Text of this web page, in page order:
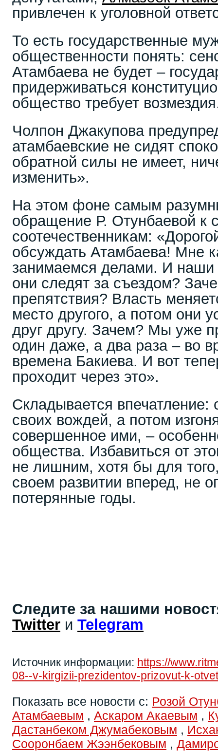
привлечен к уголовной
То есть государственные
общественности понять:
Атамбаева не будет –
придерживаться
общество требует
Чолпон Джакупова
атамбаевские не сидят
обратной силы не имеет,
изменить».
На этом фоне самым
обращение Р. Отунбаевой к
соотечественникам:
обсуждать Атамбаева! Мне
занимаемся делами. И наши
они следят за съездом?
препятствия? Власть
место другого, а потом они
друг другу. Зачем? Мы уже
один даже, а два раза – во
времена Бакиева. И вот
проходит через это».
Складывается впечатление:
своих вождей, а потом
совершенное ими, –
общества. Избавиться от
не лишним, хотя бы для
своем развитии вперед, не
потерянные годы.
Следите за нашими
Twitter и Telegram
Источник информации: https://
08--v-kirgizii-prezidentov-prizovut-k-
Показать все новости с: Розой
Атамбаевым , Аскаром Акаевым ,
Дастанбеком Джумабековым ,
Сооронбаем Жээнбековым ,